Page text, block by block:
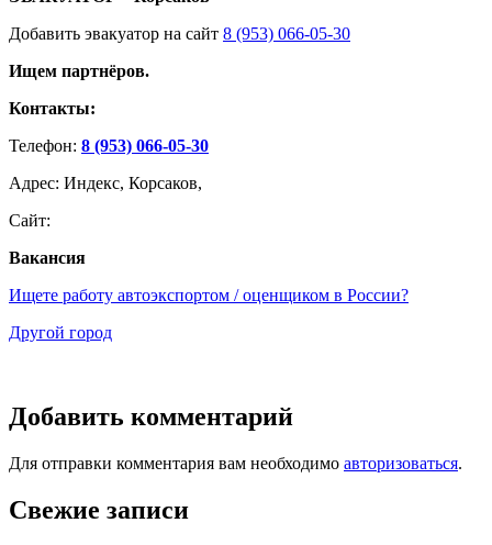
Добавить эвакуатор на сайт 8 (953) 066-05-30
Ищем партнёров.
Контакты:
Телефон: 8 (953) 066-05-30
Адрес: Индекс, Корсаков,
Сайт:
Вакансия
Ищете работу автоэкспортом / оценщиком в России?
Другой город
Добавить комментарий
Для отправки комментария вам необходимо авторизоваться.
Свежие записи